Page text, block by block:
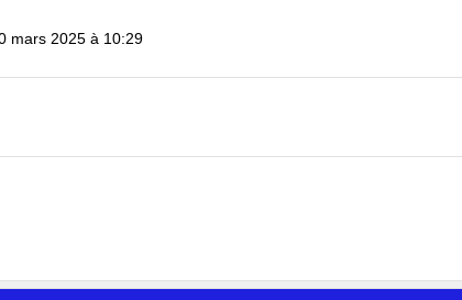
mars 2025 à 10:29